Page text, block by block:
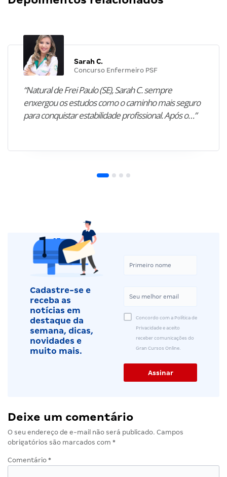
Sarah C.
Concurso Enfermeiro PSF
“Natural de Frei Paulo (SE), Sarah C. sempre
enxergou os estudos como o caminho mais seguro
para conquistar estabilidade profissional. Após o…”
Cadastre-se e
receba as
notícias em
destaque da
semana, dicas,
novidades e
muito mais.
Concordo com a Política de
Privacidade e aceito
receber comunicações do
Gran Cursos Online.
Deixe um comentário
O seu endereço de e-mail não será publicado. Campos
obrigatórios são marcados com *
Comentário *